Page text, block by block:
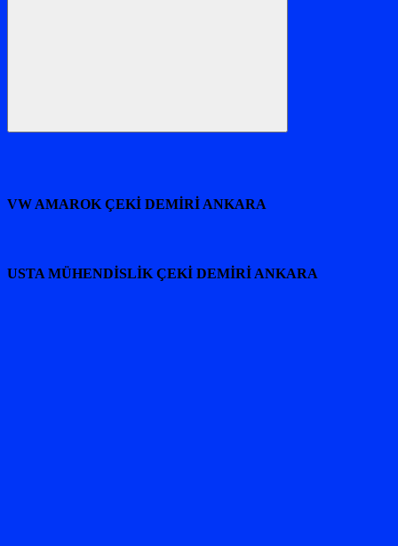
Ara
VW AMAROK ÇEKİ DEMİRİ ANKARA
USTA MÜHENDİSLİK ÇEKİ DEMİRİ ANKARA